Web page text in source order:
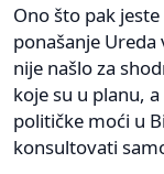
Ono što pak
ponašanje
nije našlo za
koje su u planu,
političke moći u
konsultovati